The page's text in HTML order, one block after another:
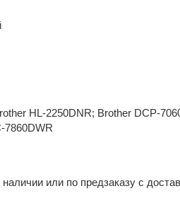
HL-2250DNR; Brother DCP-
7860DWR
или по предзаказу с